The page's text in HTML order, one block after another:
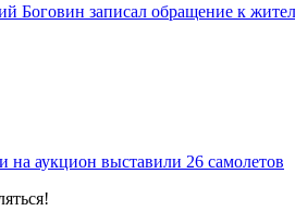
Боговин записал обращение к
на аукцион выставили 26 самолетов